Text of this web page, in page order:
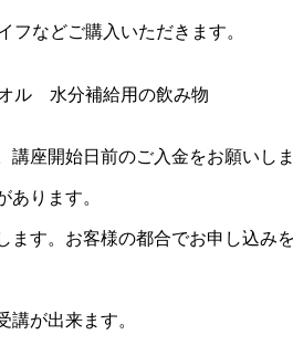
などご購入いただきます。
ル 水分補給用の飲み物
座開始日前のご入金をお願いしま
ります。
す。お客様の都合でお申し込み
が出来ます。